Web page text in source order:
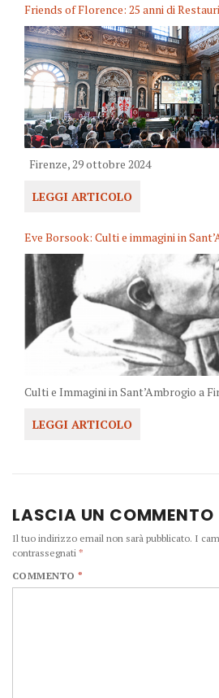
Friends of Florence: 25 anni di
Firenze, 29 ottobre 2024
LEGGI ARTICOLO
Eve Borsook: Culti e immagini in
Culti e Immagini in Sant’Ambrogio a
LEGGI ARTICOLO
LASCIA UN COMMENTO
Il tuo indirizzo email non sarà pubblicato. I
contrassegnati *
COMMENTO*